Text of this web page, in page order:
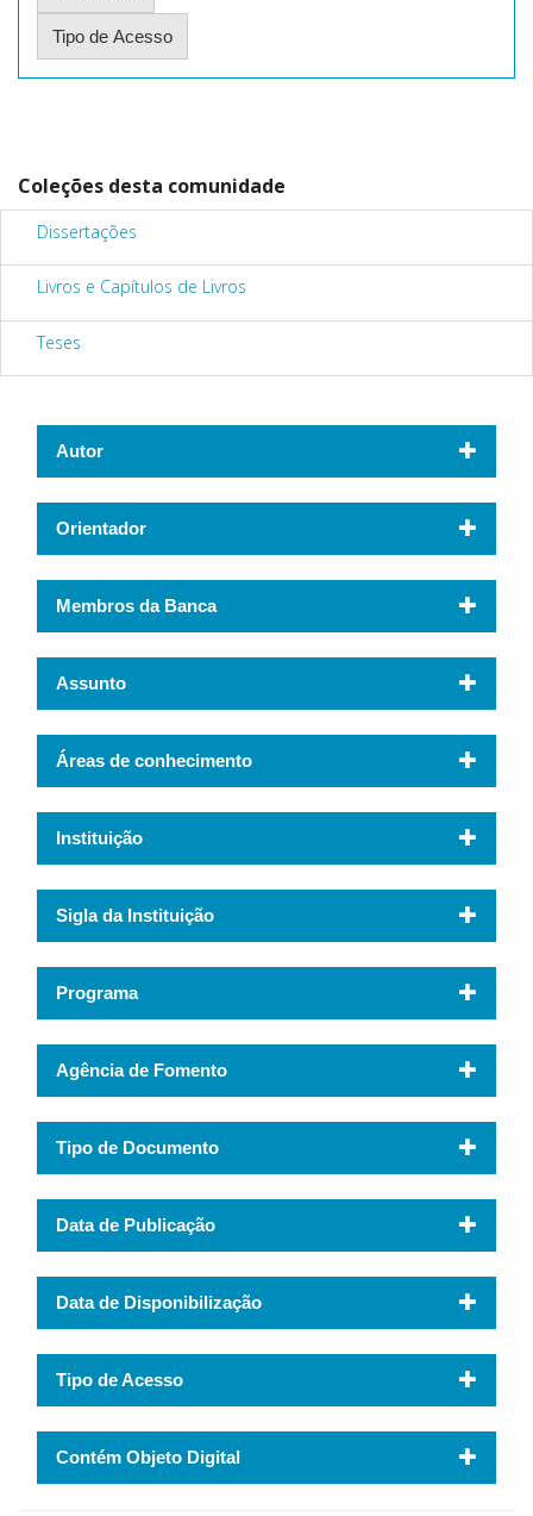
Coleções desta comunidade
Dissertações
Livros e Capítulos de Livros
Teses
Autor
Orientador
Membros da Banca
Assunto
Áreas de conhecimento
Instituição
Sigla da Instituição
Programa
Agência de Fomento
Tipo de Documento
Data de Publicação
Data de Disponibilização
Tipo de Acesso
Contém Objeto Digital